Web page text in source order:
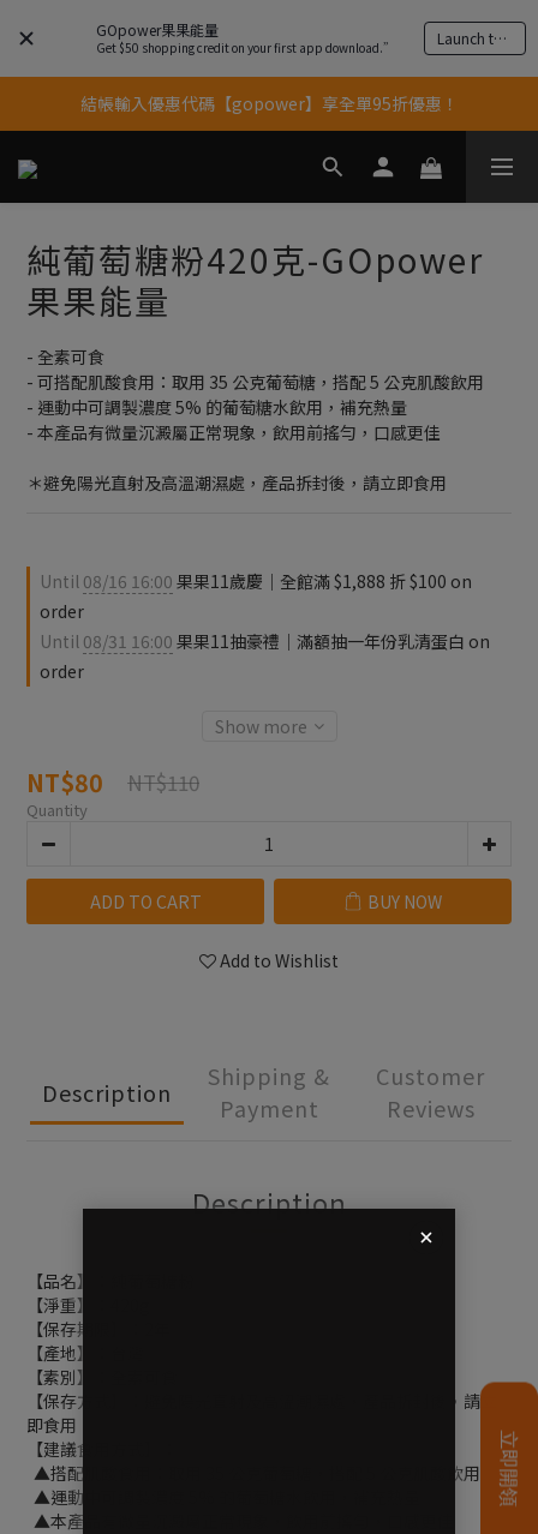
GOpower果果能量
Get $50 shopping credit on your first app download.” Launch the app
果果11歲慶｜App 下單享 5% 購物金回饋
果果11歲慶｜App 下單享 5% 購物金回饋
結帳輸入優惠代碼【gopower】享全單95折優惠！
11歲慶好禮｜買 500g/1kg 指定乳清2包贈品牌毛巾
果果11歲慶｜App 下單享 5% 購物金回饋
純葡萄糖粉420克-GOpower
果果能量
- 全素可食
- 可搭配肌酸食用：取用 35 公克葡萄糖，搭配 5 公克肌酸飲用
- 運動中可調製濃度 5% 的葡萄糖水飲用，補充熱量
- 本產品有微量沉澱屬正常現象，飲用前搖勻，口感更佳
＊避免陽光直射及高溫潮濕處，產品拆封後，請立即食用
Until 08/16 16:00 果果11歲慶｜全館滿 $1,888 折 $100 on
order
Until 08/31 16:00 果果11抽豪禮｜滿額抽一年份乳清蛋白 on
order
Show more
NT$80 NT$110
Quantity
ADD TO CART BUY NOW
Add to Wishlist
Description
Shipping &
Payment
Customer
Reviews
Description
【品名】：純葡萄糖粉
【淨重】：420g
【保存期限】：2年
【產地】：台灣
【素別】：全素可食
【保存方式】：避免陽光直射及高溫潮濕處，產品拆封後，請立
即食用
【建議食用方式】：
▲搭配肌酸食用：取用 35 公克葡萄糖，搭配 5 公克肌酸飲用
▲運動中可調製濃度 5% 的葡萄糖水飲用，補充熱量
▲本產品有微量沉澱屬正常現象，飲用前搖勻，口感更佳